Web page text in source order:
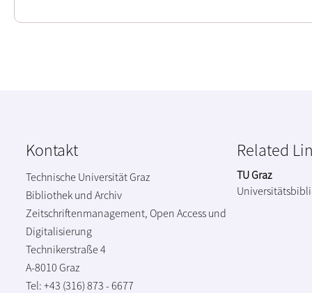
Kontakt
Technische Universität Graz
Bibliothek und Archiv
Zeitschriftenmanagement, Open Access und
Digitalisierung
Technikerstraße 4
A-8010 Graz
Tel: +43 (316) 873 - 6677
Related
TU Graz